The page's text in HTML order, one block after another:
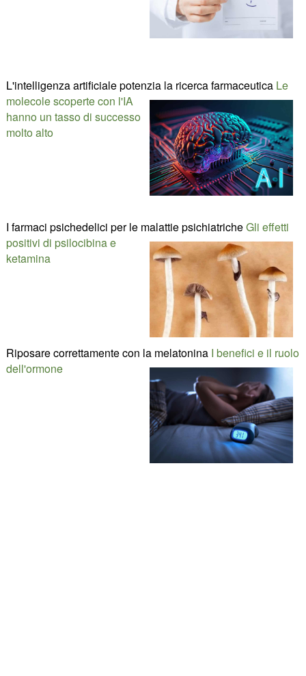
L'intelligenza artificiale potenzia la ricerca farmaceutica Le
molecole scoperte con l'IA
hanno un tasso di successo
molto alto
I farmaci psichedelici per le malattie psichiatricheGli effetti
positivi di psilocibina e
ketamina
Riposare correttamente con la melatonina I benefici e il ruolo
dell'ormone